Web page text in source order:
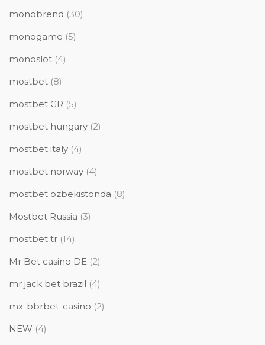
monobrend (30)
monogame (5)
monoslot (4)
mostbet (8)
mostbet GR (5)
mostbet hungary (2)
mostbet italy (4)
mostbet norway (4)
mostbet ozbekistonda (8)
Mostbet Russia (3)
mostbet tr (14)
Mr Bet casino DE (2)
mr jack bet brazil (4)
mx-bbrbet-casino (2)
NEW (4)